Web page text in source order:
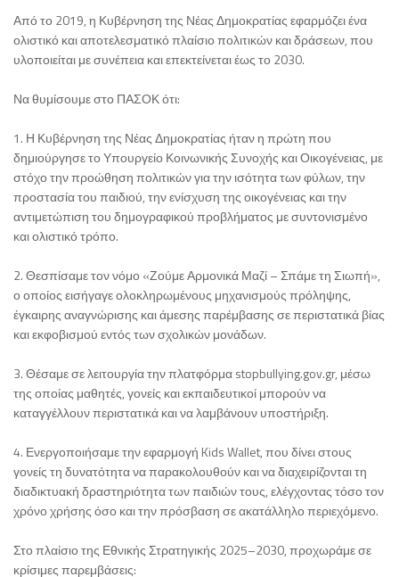
Από το 2019, η Κυβέρνηση της Νέας Δημοκρατίας εφαρμόζει ένα
ολιστικό και αποτελεσματικό πλαίσιο πολιτικών και δράσεων, που
υλοποιείται με συνέπεια και επεκτείνεται έως το 2030.
Να θυμίσουμε στο ΠΑΣΟΚ ότι:
1. Η Κυβέρνηση της Νέας Δημοκρατίας ήταν η πρώτη που
δημιούργησε το Υπουργείο Κοινωνικής Συνοχής και Οικογένειας, με
στόχο την προώθηση πολιτικών για την ισότητα των φύλων, την
προστασία του παιδιού, την ενίσχυση της οικογένειας και την
αντιμετώπιση του δημογραφικού προβλήματος με συντονισμένο
και ολιστικό τρόπο.
2. Θεσπίσαμε τον νόμο «Ζούμε Αρμονικά Μαζί – Σπάμε τη Σιωπή»,
ο οποίος εισήγαγε ολοκληρωμένους μηχανισμούς πρόληψης,
έγκαιρης αναγνώρισης και άμεσης παρέμβασης σε περιστατικά βίας
και εκφοβισμού εντός των σχολικών μονάδων.
3. Θέσαμε σε λειτουργία την πλατφόρμα stopbullying.gov.gr, μέσω
της οποίας μαθητές, γονείς και εκπαιδευτικοί μπορούν να
καταγγέλλουν περιστατικά και να λαμβάνουν υποστήριξη.
4. Ενεργοποιήσαμε την εφαρμογή Kids Wallet, που δίνει στους
γονείς τη δυνατότητα να παρακολουθούν και να διαχειρίζονται τη
διαδικτυακή δραστηριότητα των παιδιών τους, ελέγχοντας τόσο τον
χρόνο χρήσης όσο και την πρόσβαση σε ακατάλληλο περιεχόμενο.
Στο πλαίσιο της Εθνικής Στρατηγικής 2025–2030, προχωράμε σε
κρίσιμες παρεμβάσεις: